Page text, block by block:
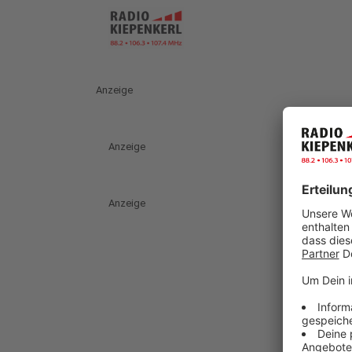
Anzeige
Anzeige
Anzeige